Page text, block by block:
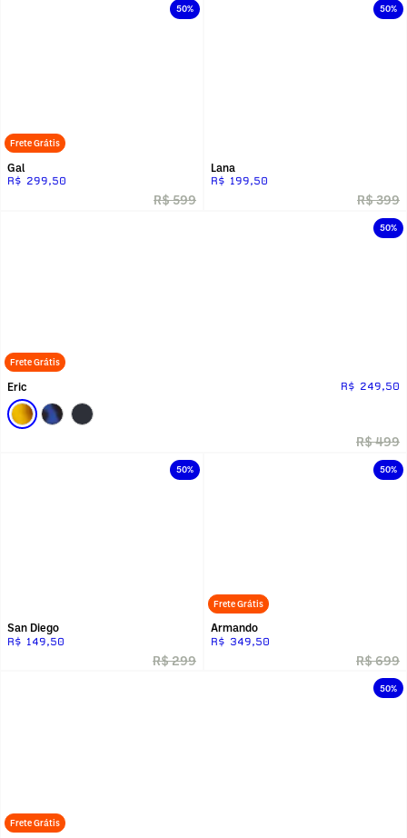
50%
Frete Grátis
Gal
R$ 299,50
R$ 599
50%
Frete Grátis
Eric R$ 249,50
R$ 499
50%
Lana
R$ 199,50
R$ 399
50%
San Diego
R$ 149,50
R$ 299
50%
Frete Grátis
50%
Frete Grátis
Armando
R$ 349,50
R$ 699